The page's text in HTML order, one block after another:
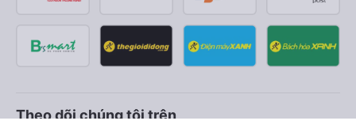
Theo dõi chúng tôi trên